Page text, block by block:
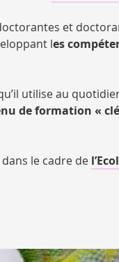
et
les
utilise au
de formation «
dans le cadre de